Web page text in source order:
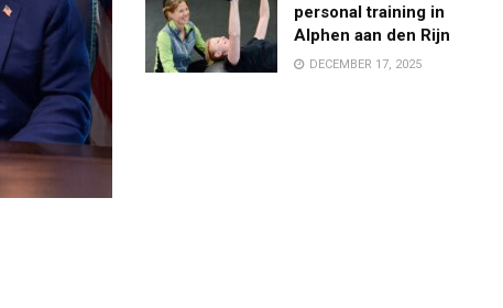
personal training in
Alphen aan den Rijn
DECEMBER 17, 2025